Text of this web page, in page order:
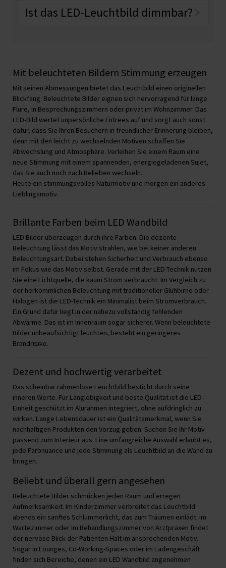
Ist das LED-Leuchtbild dimmbar?
Mit beleuchteten Bildern Stimmung erzeugen
Mit seinen Abmessungen bietet das Leuchtbild einen originellen
Blickfang. Beleuchtete Bilder eignen sich hervorragend für lange
Flure, in Besprechungszimmern oder privat im Wohnzimmer. Das
LED-Bild wertet unpersönliche Entrees auf und sorgt auch sonst
dafür, dass Sie Ihren Besuchern in freundlicher Erinnerung bleiben,
denn mit den leicht zu wechselnden Motiven schaffen Sie
Abwechslung und Atmosphäre. Verleihen Sie einem Raum eine
neue Stimmung mit einem spannenden, energiegeladenen Sujet,
das Sie auch noch nach Belieben wechseln.
Heute ein stimmungsvolles Naturmotiv und morgen ein anderes
Lieblingsmotiv.
Brillante Farben beim LED Wandbild
LED Bilder überzeugen durch ihre Farben. Die dezente
Beleuchtung lässt das Motiv strahlen, wie bei keiner anderen
Beleuchtungsart. Dabei stehen Sicherheit und Verbrauch ebenso
im Fokus wie das Motiv selbst. Gerade mit der LED-Technik nutzen
Sie eine Lichtquelle, die kaum Strom verbraucht. Im Vergleich zu
der herkömmlichen Beleuchtung mit traditioneller Glühbirne oder
Halogen ist die LED-Technik ein Minimalist beim Stromverbrauch.
Ein Grund dafür liegt in der nahezu vollständig fehlenden
Abwärme. Das ist im Innenraum sogar sicherer. Wenn beleuchtete
Bilder unbeaufsichtigt leuchten, besteht ein geringeres
Brandrisiko.
Dezent und hochwertig verarbeitet
Das scheinbar rahmenlose Leuchtbild besticht durch seine
inneren Werte. Für Langlebigkeit und beste Qualität ist die LED-
Einheit geschützt im Alurahmen integriert, ohne aufdringlich zu
wirken. Lange Lebensdauer ist ein Qualitätsmerkmal, wenn Sie
nachhaltigen Produkten den Vorzug geben. Suchen Sie Ihr Motiv
passend zum Interieur aus. Eine umfangreiche Auswahl erlaubt es,
jede Farbnuance und jede Stimmung als Leuchtbild an die Wand zu
bringen.
Beliebt und überall gern angesehen
Beleuchtete Bilder schmücken jeden Raum und erregen
Aufmerksamkeit. Im Kinderzimmer verbreitet das Leuchtbild
abends ein sanftes Schlummerlicht, das zum Träumen einlädt. Im
Wartezimmer oder im Behandlungszimmer von Arztpraxen findet
der nervöse Blick der Patienten Halt im ansprechenden Motiv.
Sogar in Lounges, Co-Working-Spaces oder im Ladengeschäft
finden sich Bereiche, denen ein LED Wandbild angenehmen